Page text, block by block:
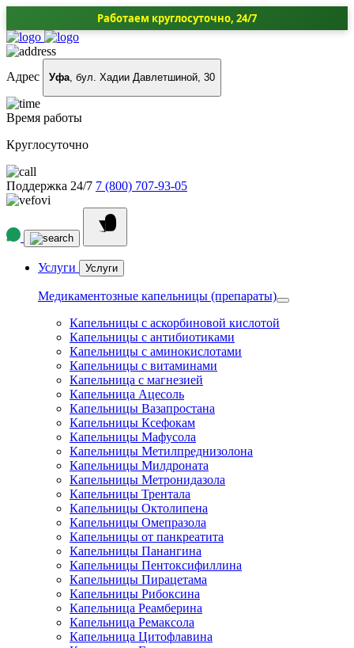
Работаем круглосуточно, 24/7
Адрес Уфа, бул. Хадии Давлетшиной, 30
Время работы
Круглосуточно
Поддержка 24/7 7 (800) 707-93-05
Услуги Услуги
Медикаментозные капельницы (препараты)
Капельницы с аскорбиновой кислотой
Капельницы с антибиотиками
Капельницы с аминокислотами
Капельницы с витаминами
Капельница с магнезией
Капельница Ацесоль
Капельницы Вазапростана
Капельницы Ксефокам
Капельницы Мафусола
Капельницы Метилпреднизолона
Капельницы Милдроната
Капельницы Метронидазола
Капельницы Трентала
Капельницы Октолипена
Капельницы Омепразола
Капельницы от панкреатита
Капельницы Панангина
Капельницы Пентоксифиллина
Капельницы Пирацетама
Капельницы Рибоксина
Капельница Реамберина
Капельница Ремаксола
Капельница Цитофлавина